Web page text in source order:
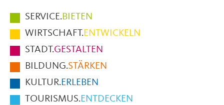
Hauptmenüpunkte
im
Fußbereich
der
Seite
SERVICE.BIETEN
WIRTSCHAFT.ENTWICKELN
STADT.GESTALTEN
BILDUNG.STÄRKEN
KULTUR.ERLEBEN
TOURISMUS.ENTDECKEN